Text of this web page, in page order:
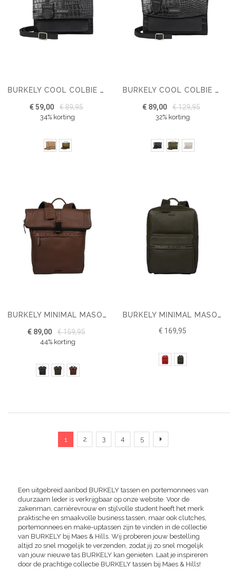
BURKELY COOL COLBIE CITYBAG SMALL
€ 59,00 € 89,95
34% korting
BURKELY COOL COLBIE CITY BAG
€ 89,00 € 129,95
32% korting
BURKELY MINIMAL MASON ROLLTOP RUGZAK 14"
€ 89,00 € 159,95
44% korting
BURKELY MINIMAL MASON RUGZAK 15.6"
€ 169,95
Pagina
1 2 3 4
Pagina
5 Verder
Een uitgebreid aanbod BURKELY tassen en portemonnees van
duurzaam leder is verkrijgbaar op onze website. Voor de
zakenman, carrièrevrouw en stijlvolle student heeft het merk
praktische en smaakvolle business tassen, maar ook clutches,
portemonnees en make-uptassen zijn te vinden in de collectie
van BURKELY bij Maes & Hills. Wij proberen jouw bestelling
altijd zo snel mogelijk te verzenden, zodat jij zo snel mogelijk
van jouw nieuwe tas BURKELY kan genieten. Laat je inspireren
door de prachtige collectie BURKELY tassen bij Maes & Hills!